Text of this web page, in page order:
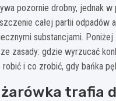
pozornie drobny, jednak
całej partii odpadów
substancjami. Poniżej
zasady: gdzie wyrzucać
i co zrobić, gdy bańka
żarówka trafia